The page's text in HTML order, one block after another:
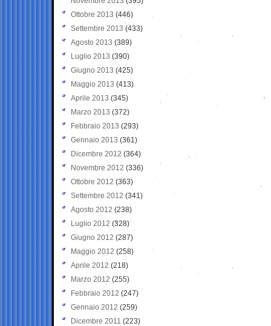
Ottobre 2013 (446)
Settembre 2013 (433)
Agosto 2013 (389)
Luglio 2013 (390)
Giugno 2013 (425)
Maggio 2013 (413)
Aprile 2013 (345)
Marzo 2013 (372)
Febbraio 2013 (293)
Gennaio 2013 (361)
Dicembre 2012 (364)
Novembre 2012 (336)
Ottobre 2012 (363)
Settembre 2012 (341)
Agosto 2012 (238)
Luglio 2012 (328)
Giugno 2012 (287)
Maggio 2012 (258)
Aprile 2012 (218)
Marzo 2012 (255)
Febbraio 2012 (247)
Gennaio 2012 (259)
Dicembre 2011 (223)